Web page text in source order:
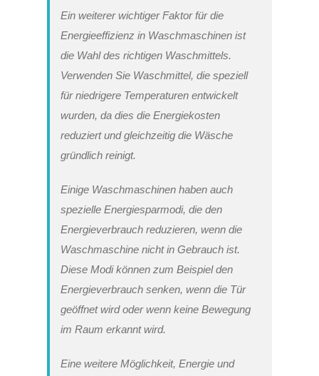
Ein weiterer wichtiger Faktor für die
Energieeffizienz in Waschmaschinen ist
die Wahl des richtigen Waschmittels.
Verwenden Sie Waschmittel, die speziell
für niedrigere Temperaturen entwickelt
wurden, da dies die Energiekosten
reduziert und gleichzeitig die Wäsche
gründlich reinigt.
Einige Waschmaschinen haben auch
spezielle Energiesparmodi, die den
Energieverbrauch reduzieren, wenn die
Waschmaschine nicht in Gebrauch ist.
Diese Modi können zum Beispiel den
Energieverbrauch senken, wenn die Tür
geöffnet wird oder wenn keine Bewegung
im Raum erkannt wird.
Eine weitere Möglichkeit, Energie und